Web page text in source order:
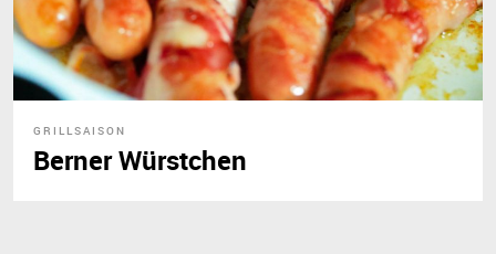
GRILLSAISON
Berner Würstchen